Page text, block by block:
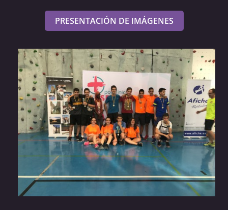
PRESENTACIÓN DE IMÁGENES